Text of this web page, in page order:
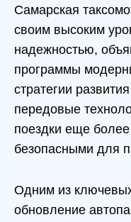
Самарская
своим высоким
надежностью,
программы
стратегии
передовые
поездки еще
безопасными для
Одним из
обновление